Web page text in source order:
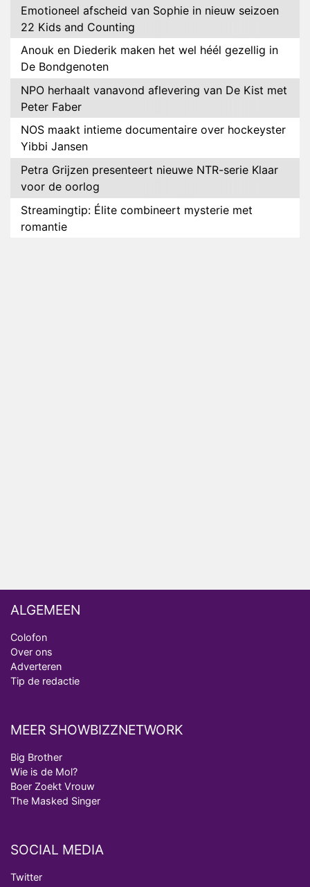
Emotioneel afscheid van Sophie in nieuw seizoen
22 Kids and Counting
Anouk en Diederik maken het wel héél gezellig in
De Bondgenoten
NPO herhaalt vanavond aflevering van De Kist met
Peter Faber
NOS maakt intieme documentaire over hockeyster
Yibbi Jansen
Petra Grijzen presenteert nieuwe NTR-serie Klaar
voor de oorlog
Streamingtip: Élite combineert mysterie met
romantie
ALGEMEEN
Colofon
Over ons
Adverteren
Tip de redactie
MEER SHOWBIZZNETWORK
Big Brother
Wie is de Mol?
Boer Zoekt Vrouw
The Masked Singer
SOCIAL MEDIA
Twitter